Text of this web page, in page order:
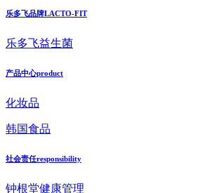
乐多飞品牌LACTO-FIT
乐多飞益生菌
产品中心product
化妆品
韩国食品
社会责任responsibility
钟根堂健康管理